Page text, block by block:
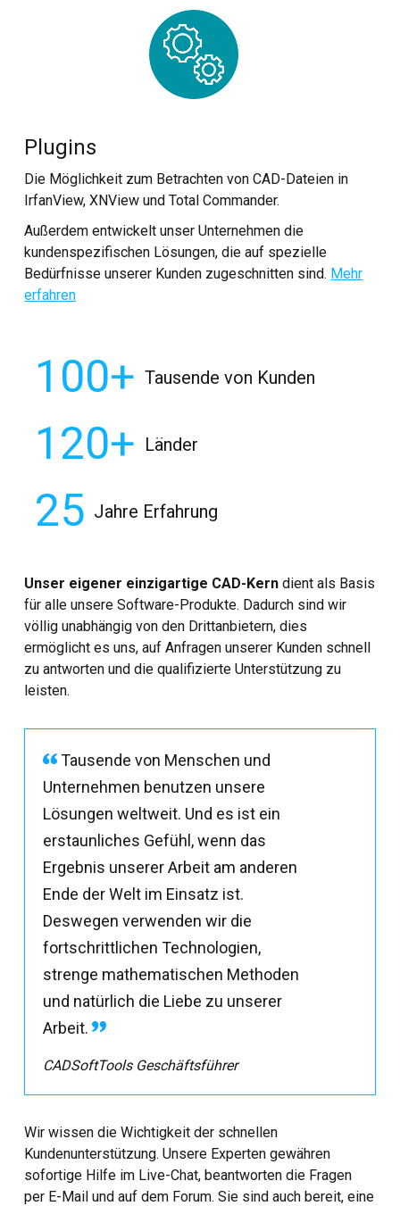
Plugins
Die Möglichkeit zum Betrachten von CAD-Dateien in
IrfanView, XNView und Total Commander.
Außerdem entwickelt unser Unternehmen die
kundenspezifischen Lösungen, die auf spezielle
Bedürfnisse unserer Kunden zugeschnitten sind. Mehr
erfahren
100+ Tausende von Kunden
120+ Länder
25 Jahre Erfahrung
Unser eigener einzigartige CAD-Kern dient als Basis
für alle unsere Software-Produkte. Dadurch sind wir
völlig unabhängig von den Drittanbietern, dies
ermöglicht es uns, auf Anfragen unserer Kunden schnell
zu antworten und die qualifizierte Unterstützung zu
leisten.
Tausende von Menschen und
Unternehmen benutzen unsere
Lösungen weltweit. Und es ist ein
erstaunliches Gefühl, wenn das
Ergebnis unserer Arbeit am anderen
Ende der Welt im Einsatz ist.
Deswegen verwenden wir die
fortschrittlichen Technologien,
strenge mathematischen Methoden
und natürlich die Liebe zu unserer
Arbeit.
CADSoftTools Geschäftsführer
Wir wissen die Wichtigkeit der schnellen
Kundenunterstützung. Unsere Experten gewähren
sofortige Hilfe im Live-Chat, beantworten die Fragen
per E-Mail und auf dem Forum. Sie sind auch bereit, eine